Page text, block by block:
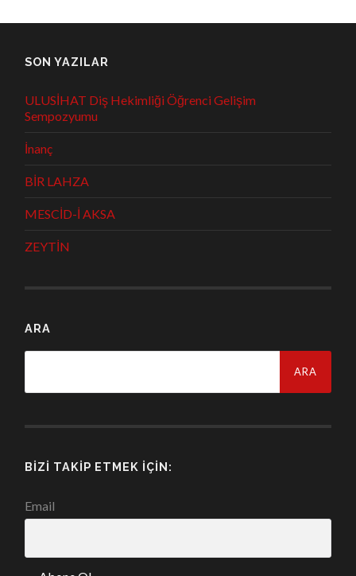
SON YAZILAR
ULUSİHAT Diş Hekimliği Öğrenci Gelişim
Sempozyumu
İnanç
BİR LAHZA
MESCİD-İ AKSA
ZEYTİN
ARA
BIZI TAKIP ETMEK İÇIN:
Email